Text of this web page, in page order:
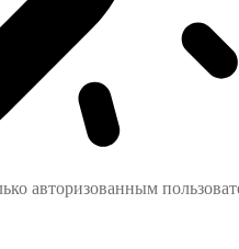
авторизованным